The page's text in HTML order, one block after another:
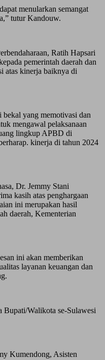
menularkan semangat
tutur Kandouw.
Ratih Hapsari
pemerintah daerah dan
atas kinerja baiknya di
yang memotivasi dan
mengawal pelaksanaan
lingkup APBD di
kinerja di tahun 2024
Dr. Jemmy Stani
kasih atas penghargaan
ini merupakan hasil
daerah, Kementerian
ini akan memberikan
layanan keuangan dan
Bupati/Walikota se-Sulawesi
Kumendong, Asisten